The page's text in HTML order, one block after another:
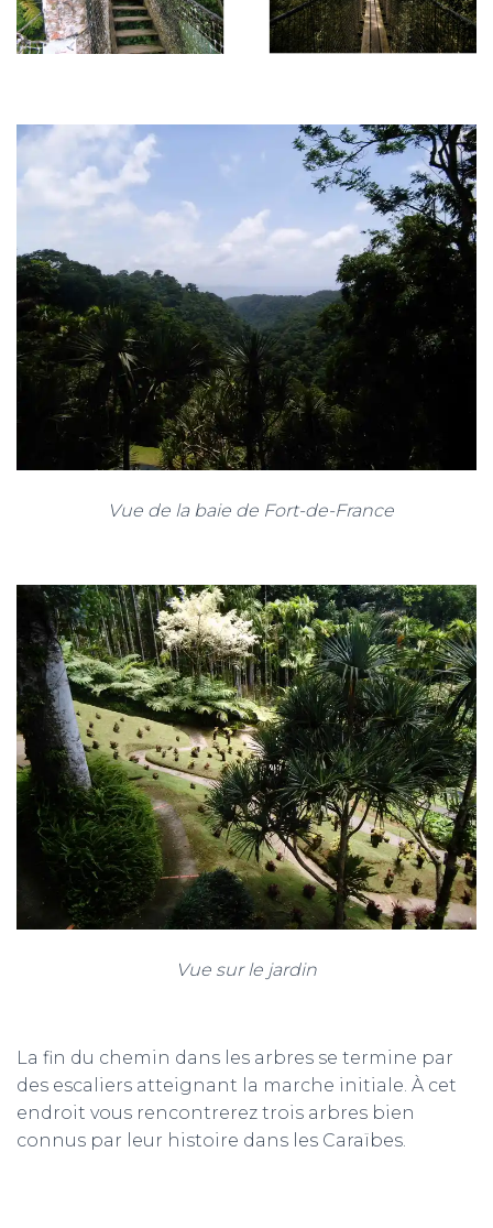
Vue de la baie de Fort-de-France
Vue sur le jardin
La fin du chemin dans les arbres se termine par
des escaliers atteignant la marche initiale. À cet
endroit vous rencontrerez trois arbres bien
connus par leur histoire dans les Caraïbes.